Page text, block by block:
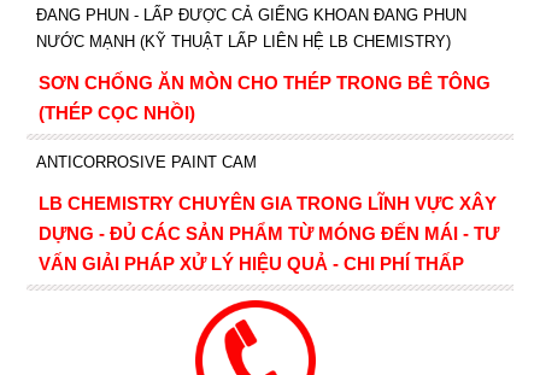
ĐANG PHUN - LẤP ĐƯỢC CẢ GIẾNG KHOAN ĐANG PHUN
NƯỚC MẠNH (KỸ THUẬT LẤP LIÊN HỆ LB CHEMISTRY)
SƠN CHỐNG ĂN MÒN CHO THÉP TRONG BÊ TÔNG
(THÉP CỌC NHỒI)
ANTICORROSIVE PAINT CAM
LB CHEMISTRY CHUYÊN GIA TRONG LĨNH VỰC XÂY
DỰNG - ĐỦ CÁC SẢN PHẨM TỪ MÓNG ĐẾN MÁI - TƯ
VẤN GIẢI PHÁP XỬ LÝ HIỆU QUẢ - CHI PHÍ THẤP